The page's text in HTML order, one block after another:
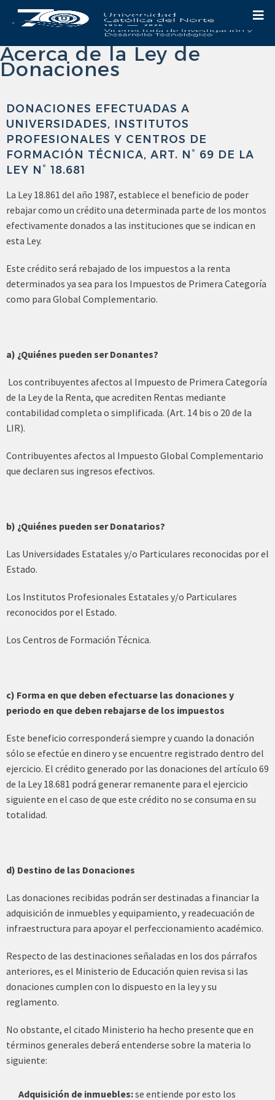
Acerca de la Ley de
Donaciones
DONACIONES EFECTUADAS A
UNIVERSIDADES, INSTITUTOS
PROFESIONALES Y CENTROS DE
FORMACIÓN TÉCNICA, ART. N° 69 DE LA
LEY N° 18.681
La Ley 18.861 del año 1987, establece el beneficio de poder
rebajar como un crédito una determinada parte de los montos
efectivamente donados a las instituciones que se indican en
esta Ley.
Este crédito será rebajado de los impuestos a la renta
determinados ya sea para los Impuestos de Primera Categoría
como para Global Complementario.
a) ¿Quiénes pueden ser Donantes?
Los contribuyentes afectos al Impuesto de Primera Categoría
de la Ley de la Renta, que acrediten Rentas mediante
contabilidad completa o simplificada. (Art. 14 bis o 20 de la
LIR).
Contribuyentes afectos al Impuesto Global Complementario
que declaren sus ingresos efectivos.
b) ¿Quiénes pueden ser Donatarios?
Las Universidades Estatales y/o Particulares reconocidas por el
Estado.
Los Institutos Profesionales Estatales y/o Particulares
reconocidos por el Estado.
Los Centros de Formación Técnica.
c) Forma en que deben efectuarse las donaciones y
periodo en que deben rebajarse de los impuestos
Este beneficio corresponderá siempre y cuando la donación
sólo se efectúe en dinero y se encuentre registrado dentro del
ejercicio. El crédito generado por las donaciones del artículo 69
de la Ley 18.681 podrá generar remanente para el ejercicio
siguiente en el caso de que este crédito no se consuma en su
totalidad.
d) Destino de las Donaciones
Las donaciones recibidas podrán ser destinadas a financiar la
adquisición de inmuebles y equipamiento, y readecuación de
infraestructura para apoyar el perfeccionamiento académico.
Respecto de las destinaciones señaladas en los dos párrafos
anteriores, es el Ministerio de Educación quien revisa si las
donaciones cumplen con lo dispuesto en la ley y su
reglamento.
No obstante, el citado Ministerio ha hecho presente que en
términos generales deberá entenderse sobre la materia lo
siguiente:
Adquisición de inmuebles:se entiende por esto los